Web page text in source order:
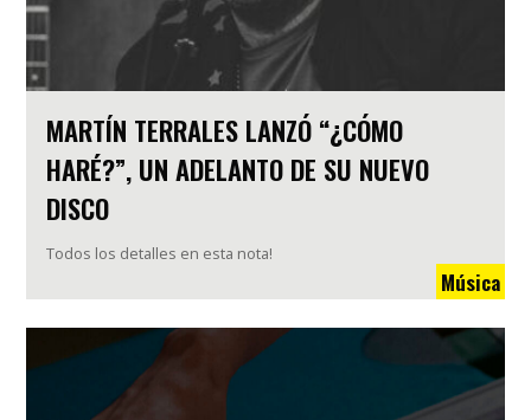
MARTÍN TERRALES LANZÓ “¿CÓMO
HARÉ?”, UN ADELANTO DE SU NUEVO
DISCO
Todos los detalles en esta nota!
Música